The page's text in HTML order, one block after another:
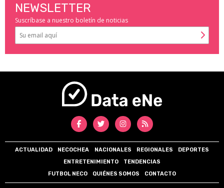
NEWSLETTER
Suscríbase a nuestro boletín de noticias
ACTUALIDAD NECOCHEA NACIONALES REGIONALES
DEPORTES
ENTRETENIMIENTO
TENDENCIAS
FUTBOL NECO
QUIÉNES SOMOS CONTACTO